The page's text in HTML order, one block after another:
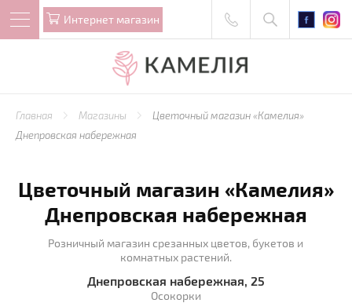
Интернет магазин
Главная Магазины
Цветочный магазин «Камелия»
Днепровская набережная
Цветочный магазин «Камелия»
Днепровская набережная
Розничный магазин срезанных цветов, букетов и
комнатных растений.
Днепровская набережная, 25
Осокорки